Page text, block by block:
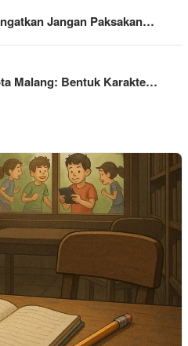
Jangan Paksakan…
Malang: Bentuk Karakte…